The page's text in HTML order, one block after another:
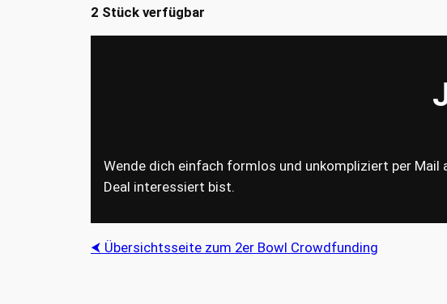
2 Stück verfügbar
Wende dich einfach formlos und unkompliziert per Mail
Deal interessiert bist.
⮜ Übersichtsseite zum 2er Bowl Crowdfunding